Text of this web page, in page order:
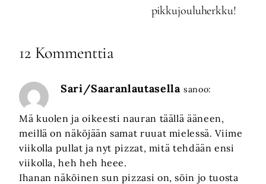
pikkujouluherkku!
12 Kommenttia
Sari/Saaranlautasella sanoo:
Mä kuolen ja oikeesti nauran täällä ääneen,
meillä on näköjään samat ruuat mielessä. Viime
viikolla pullat ja nyt pizzat, mitä tehdään ensi
viikolla, heh heh heee.
Ihanan näköinen sun pizzasi on, söin jo tuosta